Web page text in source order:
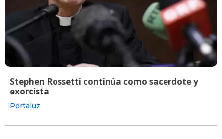
Stephen Rossetti continúa como sacerdote y
exorcista
Portaluz